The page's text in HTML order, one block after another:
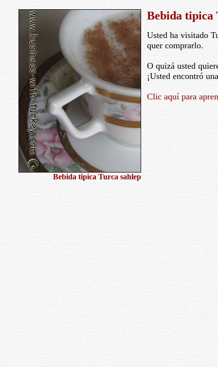
Bebida tipica Turca sahlep
Bebida tipica
Usted ha visitado
quer comprarlo.
O quizá usted
¡Usted encontró
Clic aquí para